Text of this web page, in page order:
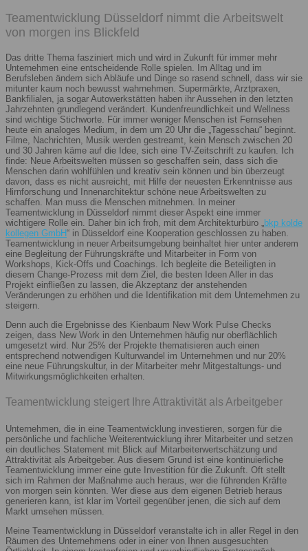
Teamentwicklung Düsseldorf nimmt die Arbeitswelt
von morgen ins Blickfeld
Das dritte Thema fasziniert mich und wird in Zukunft für immer mehr
Unternehmen eine entscheidende Rolle spielen. Im Alltag und im
Berufsleben ändern sich Abläufe und Dinge so rasend schnell, dass wir sie
mitunter kaum noch bewusst wahrnehmen. Supermärkte, Arztpraxen,
Bankfilialen, ja sogar Autowerkstätten haben ihr Aussehen in den letzten
Jahrzehnten grundlegend verändert. Kundenfreundlichkeit und Wellness
sind wichtige Stichworte. Für immer weniger Menschen ist Fernsehen
heute ein analoges Medium, in dem um 20 Uhr die „Tagesschau“ beginnt.
Filme, Nachrichten, Musik werden gestreamt, kein Mensch zwischen 20
und 30 Jahren käme auf die Idee, sich eine TV-Zeitschrift zu kaufen. Ich
finde: Neue Arbeitswelten müssen so geschaffen sein, dass sich die
Menschen darin wohlfühlen und kreativ sein können und bin überzeugt
davon, dass es nicht ausreicht, mit Hilfe der neuesten Erkenntnisse aus
Hirnforschung und Innenarchitektur schöne neue Arbeitswelten zu
schaffen. Man muss die Menschen mitnehmen. In meiner
Teamentwicklung in Düsseldorf nimmt dieser Aspekt eine immer
wichtigere Rolle ein. Daher bin ich froh, mit dem Architekturbüro „bkp kolde
kollegen GmbH“ in Düsseldorf eine Kooperation geschlossen zu haben.
Teamentwicklung in neuer Arbeitsumgebung beinhaltet hier unter anderem
eine Begleitung der Führungskräfte und Mitarbeiter in Form von
Workshops, Kick-Offs und Coachings. Ich begleite die Beteiligten in
diesem Change-Prozess mit dem Ziel, die besten Ideen Aller in das
Projekt einfließen zu lassen, die Akzeptanz der anstehenden
Veränderungen zu erhöhen und die Identifikation mit dem Unternehmen zu
steigern.
Denn auch die Ergebnisse des Kienbaum New Work Pulse Checks
zeigen, dass New Work in den Unternehmen häufig nur oberflächlich
umgesetzt wird. Nur 25% der Projekte thematisieren auch einen
entsprechend notwendigen Kulturwandel im Unternehmen und nur 20%
eine neue Führungskultur, in der Mitarbeiter mehr Mitgestaltungs- und
Mitwirkungsmöglichkeiten erhalten.
Teamentwicklung steigert Ihre Attraktivität als Arbeitgeber
Unternehmen, die in eine Teamentwicklung investieren, sorgen für die
persönliche und fachliche Weiterentwicklung ihrer Mitarbeiter und setzen
ein deutliches Statement mit Blick auf Mitarbeiterwertschätzung und
Attraktivität als Arbeitgeber. Aus diesem Grund ist eine kontinuierliche
Teamentwicklung immer eine gute Investition für die Zukunft. Oft stellt
sich im Rahmen der Maßnahme auch heraus, wer die führenden Kräfte
von morgen sein könnten. Wer diese aus dem eigenen Betrieb heraus
generieren kann, ist klar im Vorteil gegenüber jenen, die sich auf dem
Markt umsehen müssen.
Meine Teamentwicklung in Düsseldorf veranstalte ich in aller Regel in den
Räumen des Unternehmens oder in einer von Ihnen ausgesuchten